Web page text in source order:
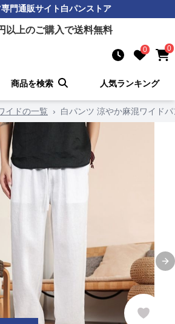
専門通販サイト白パンストア
以上のご購入で送料無料
0 0
商品を検索 人気ランキング
イドの一覧 › 白パンツ 涼やか麻混ワイド